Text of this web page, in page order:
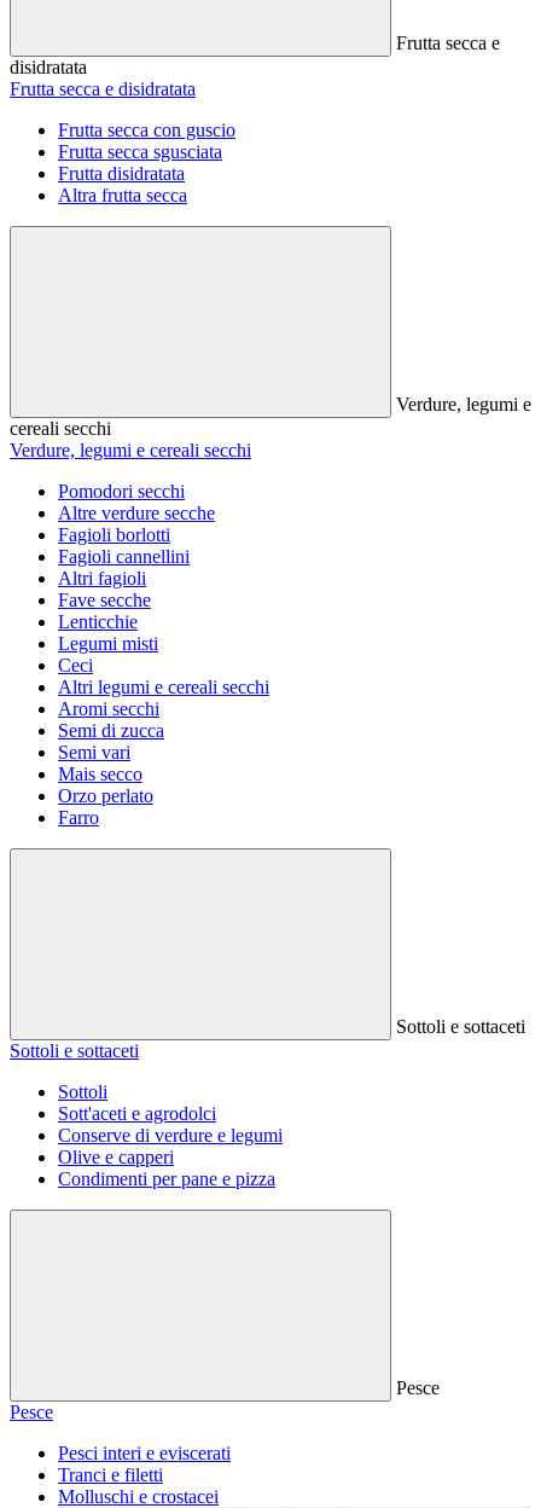
Frutta secca e
disidratata
Frutta secca e disidratata
Frutta secca con guscio
Frutta secca sgusciata
Frutta disidratata
Altra frutta secca
Verdure, legumi e
cereali secchi
Verdure, legumi e cereali secchi
Pomodori secchi
Altre verdure secche
Fagioli borlotti
Fagioli cannellini
Altri fagioli
Fave secche
Lenticchie
Legumi misti
Ceci
Altri legumi e cereali secchi
Aromi secchi
Semi di zucca
Semi vari
Mais secco
Orzo perlato
Farro
Sottoli e sottaceti
Sottoli e sottaceti
Sottoli
Sott'aceti e agrodolci
Conserve di verdure e legumi
Olive e capperi
Condimenti per pane e pizza
Pesce
Pesce
Pesci interi e eviscerati
Tranci e filetti
Molluschi e crostacei